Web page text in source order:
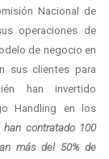
Nacional de
operaciones de
de negocio en
sus clientes para
han invertido
Handling en los
han contratado 100
más del 50% de